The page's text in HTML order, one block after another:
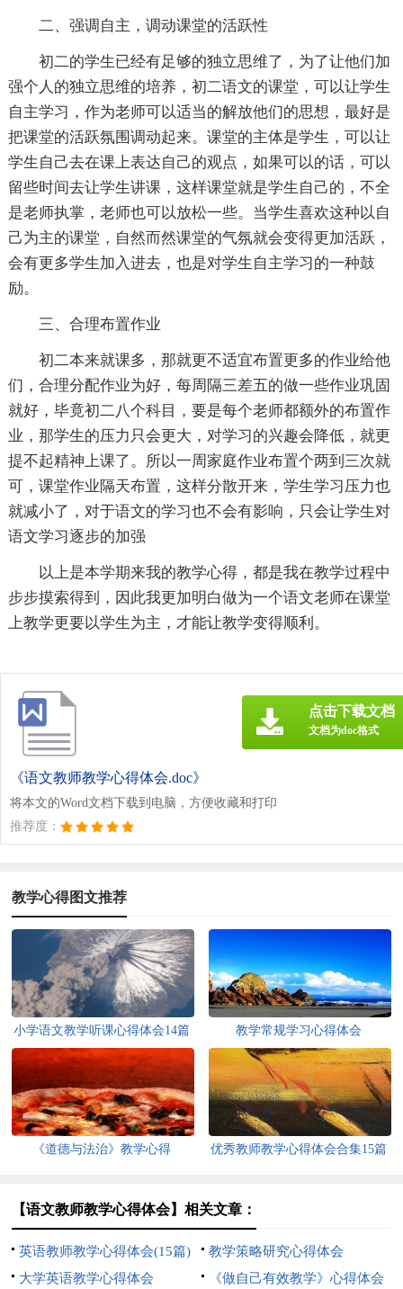
二、强调自主，调动课堂的活跃性
初二的学生已经有足够的独立思维了，为了让他们加
强个人的独立思维的培养，初二语文的课堂，可以让学生
自主学习，作为老师可以适当的解放他们的思想，最好是
把课堂的活跃氛围调动起来。课堂的主体是学生，可以让
学生自己去在课上表达自己的观点，如果可以的话，可以
留些时间去让学生讲课，这样课堂就是学生自己的，不全
是老师执掌，老师也可以放松一些。当学生喜欢这种以自
己为主的课堂，自然而然课堂的气氛就会变得更加活跃，
会有更多学生加入进去，也是对学生自主学习的一种鼓
励。
三、合理布置作业
初二本来就课多，那就更不适宜布置更多的作业给他
们，合理分配作业为好，每周隔三差五的做一些作业巩固
就好，毕竟初二八个科目，要是每个老师都额外的布置作
业，那学生的压力只会更大，对学习的兴趣会降低，就更
提不起精神上课了。所以一周家庭作业布置个两到三次就
可，课堂作业隔天布置，这样分散开来，学生学习压力也
就减小了，对于语文的学习也不会有影响，只会让学生对
语文学习逐步的加强
以上是本学期来我的教学心得，都是我在教学过程中
步步摸索得到，因此我更加明白做为一个语文老师在课堂
上教学更要以学生为主，才能让教学变得顺利。
《语文教师教学心得体会.doc》
将本文的Word文档下载到电脑，方便收藏和打印
推荐度：
点击下载文档
文档为doc格式
教学心得图文推荐
小学语文教学听课心得体会14篇 教学常规学习心得体会
《道德与法治》教学心得 优秀教师教学心得体会合集15篇
【语文教师教学心得体会】相关文章：
英语教师教学心得体会(15篇)
教学策略研究心得体会
大学英语教学心得体会
《做自己有效教学》心得体会